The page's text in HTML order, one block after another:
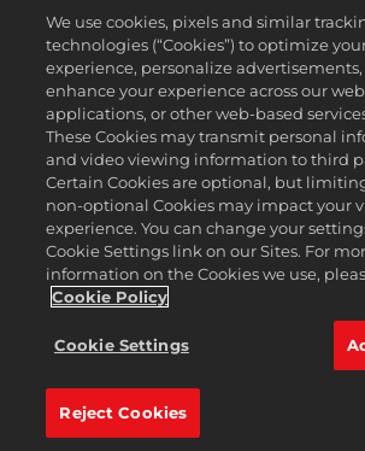
Mentions légales
Politique de
Politique sur les cookies
Support
Ne pas vendre ou partager mes
Suivi et remboursement de
Partenaires publicitaires
©2016-2026 Take-Two Interactive Software
Civilization, and their respective logos are
Interactive Software, Inc. All rights
Toutes les marques commerciales citées dans
sont la propriété de leurs détenteurs
Français
We use cookies, pixels and similar
technologies (“Cookies”) to optimize
experience, personalize
enhance your experience across our
applications, or other web-based services
These Cookies may transmit personal
and video viewing information to third
Certain Cookies are optional, but
non-optional Cookies may impact your
experience. You can change your
Cookie Settings link on our Sites. For
information on the Cookies we use,
Cookie Policy
Cookie Settings
Reject Cookies